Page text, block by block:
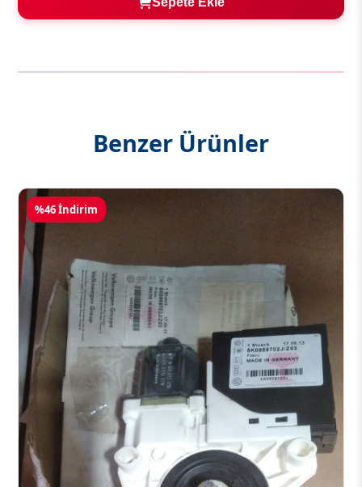
Benzer Ürünler
%46 İndirim